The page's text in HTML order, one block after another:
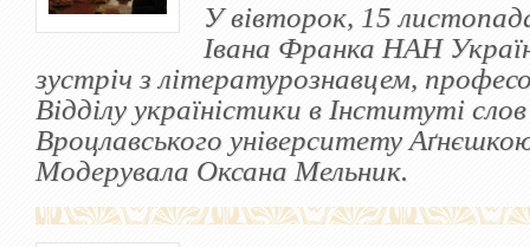
У вівторок, 15
Івана Франка НАН
зустріч з літературознавцем,
Відділу україністики в Інституті
Вроцлавського університету
Модерувала Оксана Мельник.